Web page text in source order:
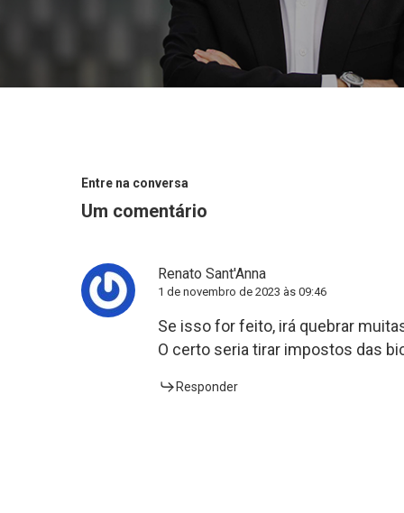
Entre na conversa
Um comentário
Renato Sant'Anna
1 de novembro de 2023 às 09:46
Se isso for feito, irá quebrar
O certo seria tirar impostos das
Responder